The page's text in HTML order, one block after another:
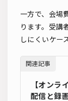
一方で、会場
ります。受講
しにくいケー
関連記事
【オンラ
配信と録